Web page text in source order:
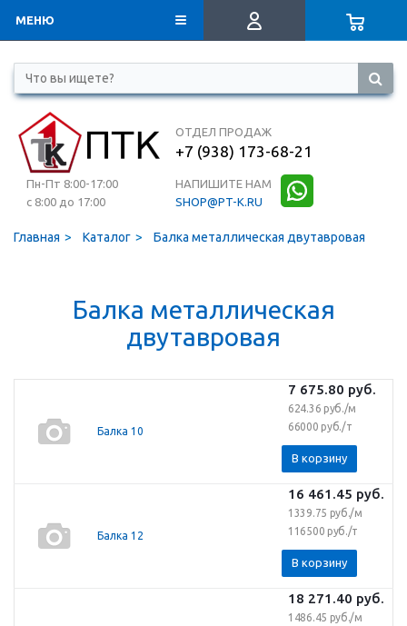
ОТДЕЛ ПРОДАЖ
+7 (938) 173-68-21
Пн-Пт 8:00-17:00
с 8:00 до 17:00
НАПИШИТЕ НАМ
SHOP@PT-K.RU
МЕНЮ
Главная Каталог Балка металлическая двутавровая
Балка металлическая
двутавровая
Балка 10
7 675.80 руб.
624.36 руб./м
66000 руб./т
В корзину
Балка 12
16 461.45 руб.
1339.75 руб./м
116500 руб./т
В корзину
18 271.40 руб.
1486.45 руб./м